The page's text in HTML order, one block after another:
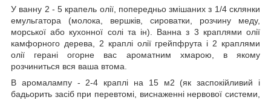
У ванну 2 - 5 крапель олії, попередньо змішаних з 1/4 склянки
емульгатора (молока, вершків, сироватки, розчину меду,
морської або кухонної солі та ін). Ванна з 3 краплями олії
камфорного дерева, 2 краплі олії грейпфрута і 2 краплями
олії герані огорне вас ароматним хмарою, в якому
розчиниться вся ваша втома.
В аромалампу - 2-4 краплі на 15 м2 (як заспокійливий і
бадьорить засіб при перевтомі, виснаженні нервової системи,